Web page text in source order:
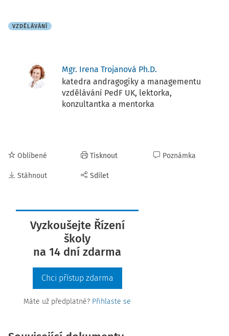
VZDĚLÁVÁNÍ
Mgr. Irena Trojanová Ph.D.
katedra andragogiky a managementu
vzdělávání PedF UK, lektorka,
konzultantka a mentorka
Oblíbené
Stáhnout
Tisknout
Sdílet
Poznámka
Vyzkoušejte Řízení
školy
na 14 dní zdarma
Chci přístup zdarma
Máte už předplatné? Přihlaste se